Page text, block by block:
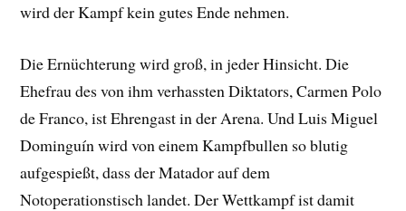
wird der Kampf kein gutes Ende nehmen.
Die Ernüchterung wird groß, in jeder Hinsicht. Die
Ehefrau des von ihm verhassten Diktators, Carmen Polo
de Franco, ist Ehrengast in der Arena. Und Luis Miguel
Dominguín wird von einem Kampfbullen so blutig
aufgespießt, dass der Matador auf dem
Notoperationstisch landet. Der Wettkampf ist damit